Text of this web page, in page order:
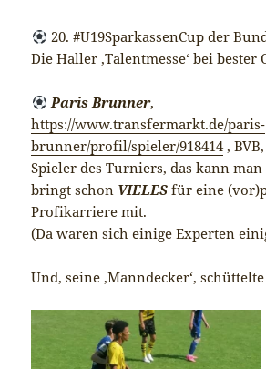
20. #U19SparkassenCup der
Die Haller ‚Talentmesse‘ bei
Paris Brunner,
https://www.transfermarkt.de/paris-
brunner/profil/spieler/918414,
Spieler des Turniers, das kann
bringt schon VIELES für eine
Profikarriere mit.
(Da waren sich einige Experten
Und, seine ‚Manndecker‘,